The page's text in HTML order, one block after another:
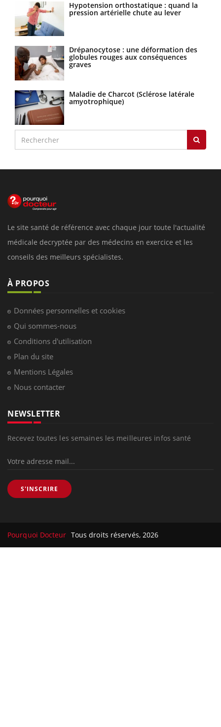
Hypotension orthostatique : quand la
pression artérielle chute au lever
Drépanocytose : une déformation des
globules rouges aux conséquences
graves
Maladie de Charcot (Sclérose latérale
amyotrophique)
Le site santé de référence avec chaque jour toute l'actualité
médicale decryptée par des médecins en exercice et les
conseils des meilleurs spécialistes.
À PROPOS
Données personnelles et cookies
Qui sommes-nous
Conditions d'utilisation
Plan du site
Mentions Légales
Nous contacter
NEWSLETTER
Recevez toutes les semaines les meilleures infos santé
S'INSCRIRE
Pourquoi Docteur Tous droits réservés, 2026